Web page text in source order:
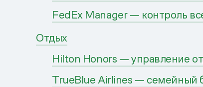
FedEx Manager — контроль
Отдых
Hilton Honors — управление
TrueBlue Airlines — семейный